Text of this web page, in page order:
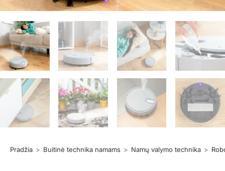
Pradžia > Buitinė technika namams > Namų valymo technika >